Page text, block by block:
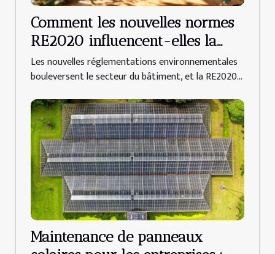
Comment les nouvelles normes
RE2020 influencent-elles la
construction de maisons sur-
mesure ?
Les nouvelles réglementations environnementales
bouleversent le secteur du bâtiment, et la RE2020...
Maintenance de panneaux